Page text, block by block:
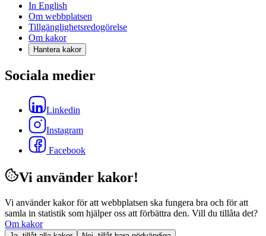
In English
Om webbplatsen
Tillgänglighetsredogörelse
Om kakor
Hantera kakor
Sociala medier
Linkedin
Instagram
Facebook
Vi använder kakor!
Vi använder kakor för att webbplatsen ska fungera bra och för att
samla in statistik som hjälper oss att förbättra den. Vill du tillåta det?
Om kakor